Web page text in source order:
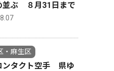
並ぶ ８月31日まで
・麻生区
ンタクト空手 県ゆ